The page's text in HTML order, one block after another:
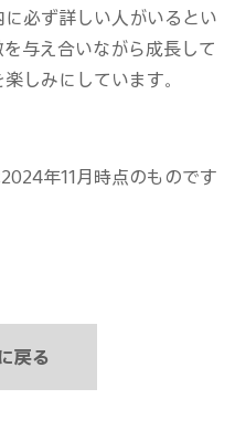
必ず詳しい人がいるとい
与え合いながら成長して
しみにしています。
年11月時点のものです
戻る